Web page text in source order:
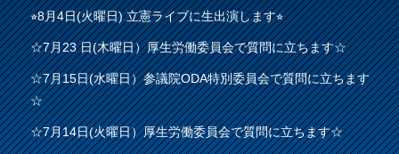
⭐︎8月4日(火曜日) 立憲ライブに生出演します⭐︎
☆7月23 日(木曜日）厚生労働委員会で質問に立ちます☆
☆7月15日(水曜日）参議院ODA特別委員会で質問に立ちます
☆
☆7月14日(火曜日）厚生労働委員会で質問に立ちます☆